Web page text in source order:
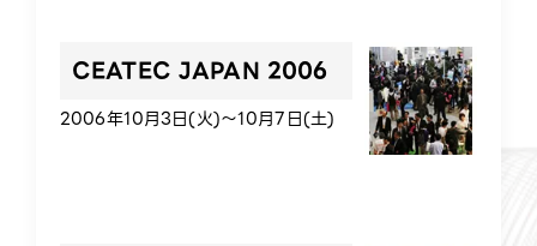
CEATEC JAPAN 2006
2006年10月3日(火)～10月7日(土)